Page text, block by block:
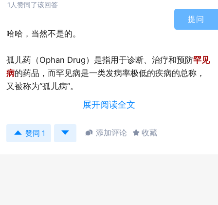
提问
1人赞同了该回答
哈哈，当然不是的。
孤儿药（Ophan Drug）是指用于诊断、治疗和预防罕见
病的药品，而罕见病是一类发病率极低的疾病的总称，
又被称为“孤儿病”。
根据世界卫生组织（WHO）的定义，患病人数占总人口
0.65‰～1‰的疾病即可被定义为罕见病。不过，世界各
国根据自己国家的具体情况，对罕见病的认定标准存在
展开阅读全文
 赞同 1   添加评论  收藏